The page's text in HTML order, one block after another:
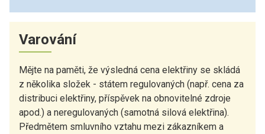
Varování
Mějte na paměti, že výsledná cena elektřiny se skládá
z několika složek - státem regulovaných (např. cena za
distribuci elektřiny, příspěvek na obnovitelné zdroje
apod.) a neregulovaných (samotná silová elektřina).
Předmětem smluvního vztahu mezi zákazníkem a